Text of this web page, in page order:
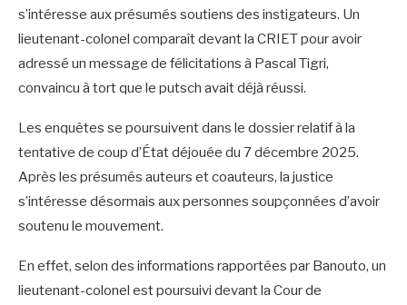
s’intéresse aux présumés soutiens des instigateurs. Un
lieutenant-colonel comparaît devant la CRIET pour avoir
adressé un message de félicitations à Pascal Tigri,
convaincu à tort que le putsch avait déjà réussi.
Les enquêtes se poursuivent dans le dossier relatif à la
tentative de coup d’État déjouée du 7 décembre 2025.
Après les présumés auteurs et coauteurs, la justice
s’intéresse désormais aux personnes soupçonnées d’avoir
soutenu le mouvement.
En effet, selon des informations rapportées par Banouto, un
lieutenant-colonel est poursuivi devant la Cour de